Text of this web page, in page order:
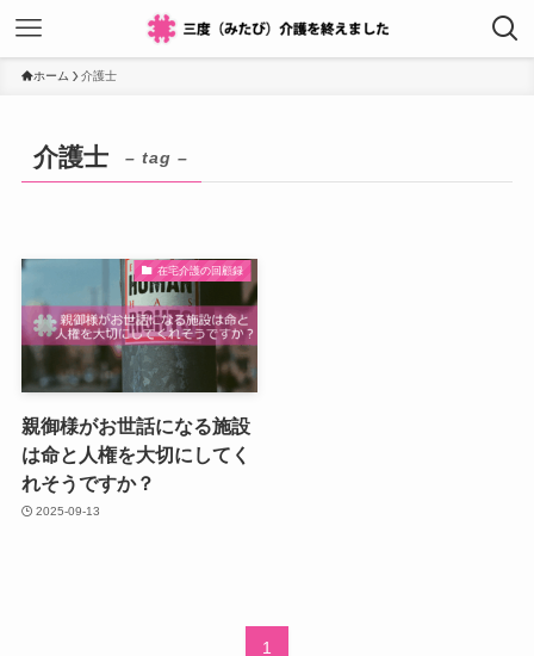
ホーム 介護士
介護士 – tag –
在宅介護の回顧録
親御様がお世話になる施設
は命と人権を大切にしてく
れそうですか？
2025-09-13
1